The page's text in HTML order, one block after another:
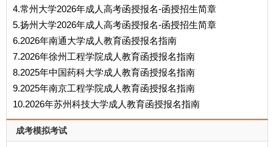
4.常州大学2026年成人高考函授报名-函授招生简章
5.扬州大学2026年成人高考函授报名-函授招生简章
6.2026年南通大学成人教育函授报名指南
7.2026年徐州工程学院成人教育函授报名指南
8.2025年中国药科大学成人教育函授报名指南
9.2025年南京工程学院成人教育函授报名指南
10.2026年苏州科技大学成人教育函授报名指南
成考模拟考试